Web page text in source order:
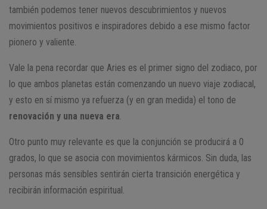
también podemos tener nuevos descubrimientos y nuevos
movimientos positivos e inspiradores debido a ese mismo factor
pionero y valiente.
Vale la pena recordar que Aries es el primer signo del zodiaco, por
lo que ambos planetas están comenzando un nuevo viaje zodiacal,
y esto en sí mismo ya refuerza (y en gran medida) el tono de
renovación y una nueva era
Otro punto muy relevante es que la conjunción se producirá a 0
grados, lo que se asocia con movimientos kármicos. Sin duda, las
personas más sensibles sentirán cierta transición energética y
recibirán información espiritual.